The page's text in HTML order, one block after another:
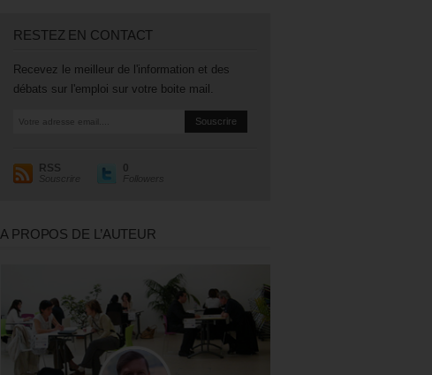
RESTEZ EN CONTACT
Recevez le meilleur de l'information et des
débats sur l'emploi sur votre boite mail.
RSS
Souscrire
0
Followers
A PROPOS DE L’AUTEUR